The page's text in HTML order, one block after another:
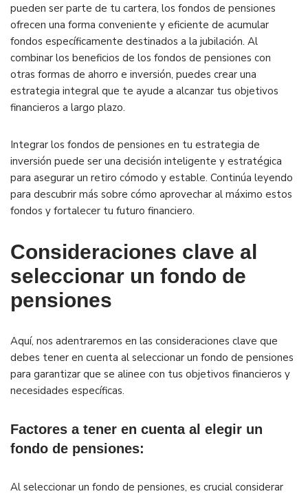
pueden ser parte de tu cartera, los fondos de pensiones
ofrecen una forma conveniente y eficiente de acumular
fondos específicamente destinados a la jubilación. Al
combinar los beneficios de los fondos de pensiones con
otras formas de ahorro e inversión, puedes crear una
estrategia integral que te ayude a alcanzar tus objetivos
financieros a largo plazo.
Integrar los fondos de pensiones en tu estrategia de
inversión puede ser una decisión inteligente y estratégica
para asegurar un retiro cómodo y estable. Continúa leyendo
para descubrir más sobre cómo aprovechar al máximo estos
fondos y fortalecer tu futuro financiero.
Consideraciones clave al
seleccionar un fondo de
pensiones
Aquí, nos adentraremos en las consideraciones clave que
debes tener en cuenta al seleccionar un fondo de pensiones
para garantizar que se alinee con tus objetivos financieros y
necesidades específicas.
Factores a tener en cuenta al elegir un
fondo de pensiones:
Al seleccionar un fondo de pensiones, es crucial considerar